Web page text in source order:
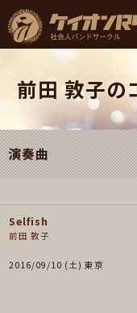
前田 敦子の
演奏曲
Selfish
前田 敦子
2016/09/10 (土) 東京